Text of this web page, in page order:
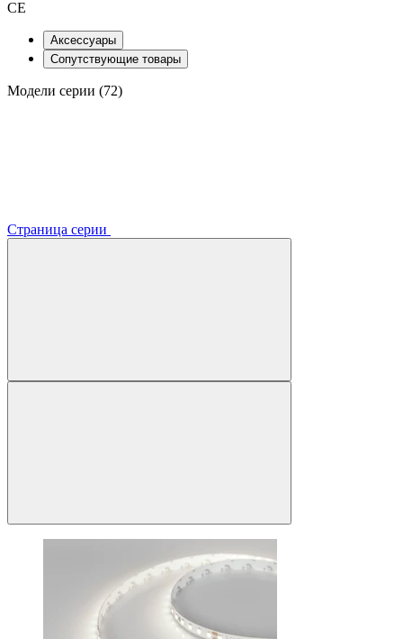
CE
Аксессуары
Сопутствующие товары
Модели серии (72)
Страница серии